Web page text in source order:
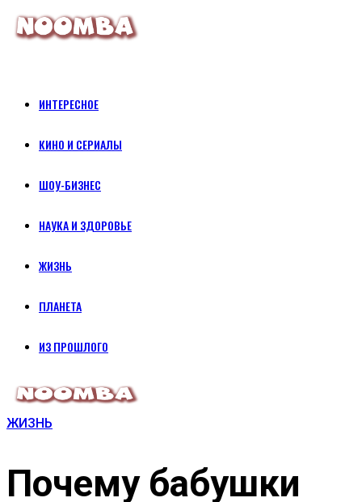
ИНТЕРЕСНОЕ
КИНО И СЕРИАЛЫ
ШОУ-БИЗНЕС
НАУКА И ЗДОРОВЬЕ
ЖИЗНЬ
ПЛАНЕТА
ИЗ ПРОШЛОГО
ЖИЗНЬ
Почему бабушки